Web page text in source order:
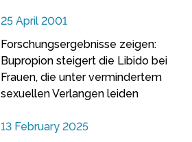
25 April 2001
Forschungsergebnisse zeigen:
Bupropion steigert die Libido bei
Frauen, die unter vermindertem
sexuellen Verlangen leiden
13 February 2025